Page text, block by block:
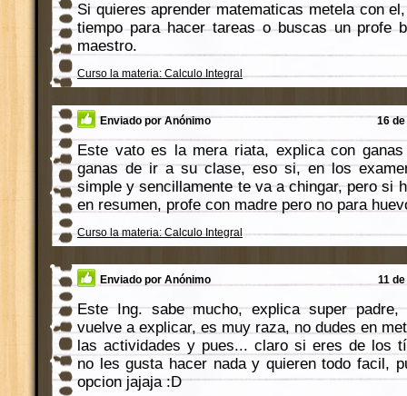
Si quieres aprender matematicas metela con
tiempo para hacer tareas o buscas un profe
maestro.
Curso la materia: Calculo Integral
Enviado por Anónimo 16
Este vato es la mera riata, explica con
ganas de ir a su clase, eso si, en los
simple y sencillamente te va a chingar, pero si
en resumen, profe con madre pero no para
Curso la materia: Calculo Integral
Enviado por Anónimo 11
Este Ing. sabe mucho, explica super
vuelve a explicar, es muy raza, no dudes en
las actividades y pues... claro si eres de los
no les gusta hacer nada y quieren todo facil,
opcion jajaja :D